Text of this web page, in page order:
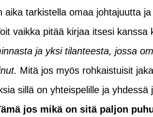
aika tarkistella omaa johtajuutta
vaikka pitää kirjaa itsesi kanssa
ja yksi tilanteesta, jossa
Mitä jos myös rohkaistuisit
sillä on yhteispelille ja
jos mikä on sitä paljon